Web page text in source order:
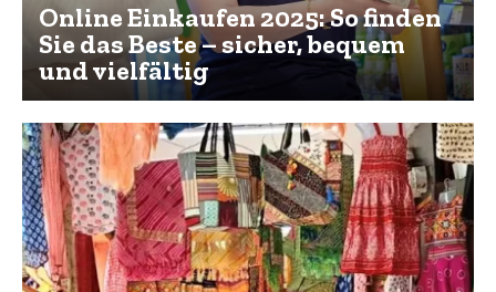
Online Einkaufen 2025: So finden
Sie das Beste – sicher, bequem
und vielfältig